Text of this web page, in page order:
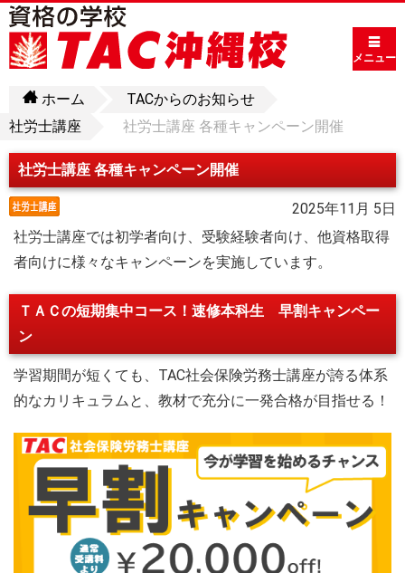
メニュー
ホーム
TACからのお知らせ
社労士講座
社労士講座 各種キャンペーン開催
社労士講座 各種キャンペーン開催
2025年11月 5日
社労士講座では初学者向け、受験経験者向け、他資格取得
者向けに様々なキャンペーンを実施しています。
ＴＡＣの短期集中コース！速修本科生 早割キャンペー
ン
学習期間が短くても、TAC社会保険労務士講座が誇る体系
的なカリキュラムと、教材で充分に一発合格が目指せる！